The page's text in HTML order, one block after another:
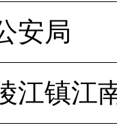
安局
江镇江